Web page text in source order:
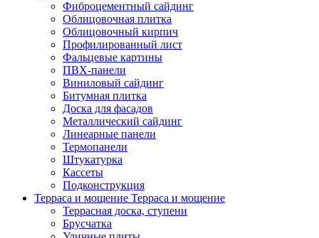
Фиброцементный сайдинг
Облицовочная плитка
Облицовочный кирпич
Профилированный лист
Фальцевые картины
ПВХ-панели
Виниловый сайдинг
Битумная плитка
Доска для фасадов
Металлический сайдинг
Линеарные панели
Термопанели
Штукатурка
Кассеты
Подконструкция
Терраса и мощение Терраса и мощение
Террасная доска, ступени
Брусчатка